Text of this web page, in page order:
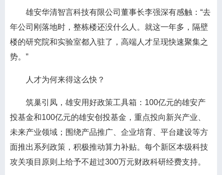
雄安华清智言科技有限公司董事长李强深有感触：“去
年公司刚落地时，整栋楼还没什么人。就这一年多，隔壁
楼的研究院和实验室都入驻了，高端人才呈现快速聚集之
势。”
人才为何来得这么快？
筑巢引凤，雄安用好政策工具箱：100亿元的雄安产
投基金和100亿元的雄安创投基金，重点投向新兴产业、
未来产业领域；围绕产品推广、企业培育、平台建设等方
面推出系列政策，积极推动算力补贴。每个新区本级科技
攻关项目原则上给予不超过300万元财政科研经费支持。